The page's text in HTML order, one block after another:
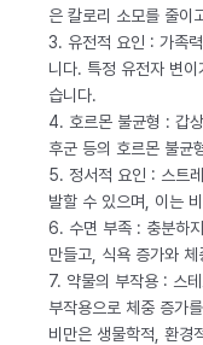
은 칼로리 소모를 줄이
3. 유전적 요인 : 가족
니다. 특정 유전자 변
습니다.
4. 호르몬 불균형 : 갑
후군 등의 호르몬 불균
5. 정서적 요인 : 스트
발할 수 있으며, 이는
6. 수면 부족 : 충분하
만들고, 식욕 증가와
7. 약물의 부작용 : 스
부작용으로 체중 증가
비만은 생물학적, 환경